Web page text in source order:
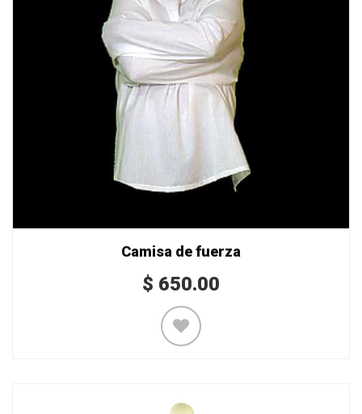
Camisa de fuerza
$ 650.00